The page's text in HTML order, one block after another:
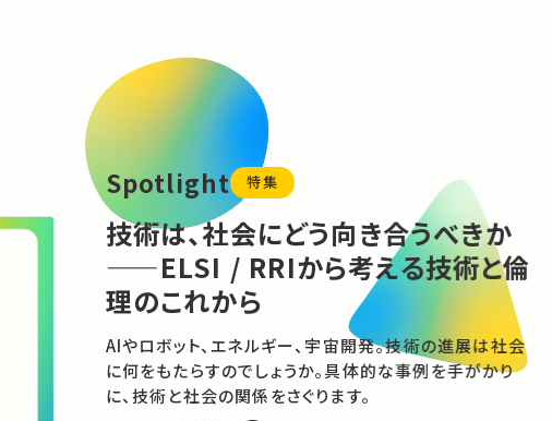
にどう向き合うべきか
から考える技術と倫
ルギー、宇宙開発。技術の進展は社会
でしょうか。具体的な事例を手がかり
係をさぐります。